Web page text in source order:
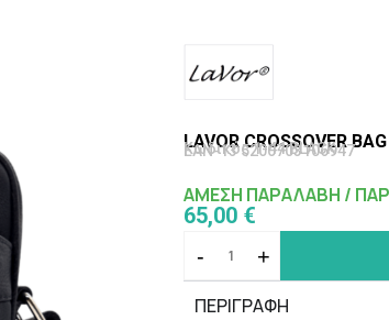
LAVOR CROSSOVER
Κωδικός 1-44 BLACK
EAN-13 5200703106947
ΑΜΕΣΗ ΠΑΡΑΛΑΒΗ /
65,00 €
- +
ΠΕΡΙΓΡΑΦΗ